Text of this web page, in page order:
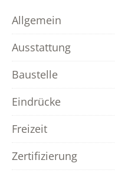
Allgemein
Ausstattung
Baustelle
Eindrücke
Freizeit
Zertifizierung